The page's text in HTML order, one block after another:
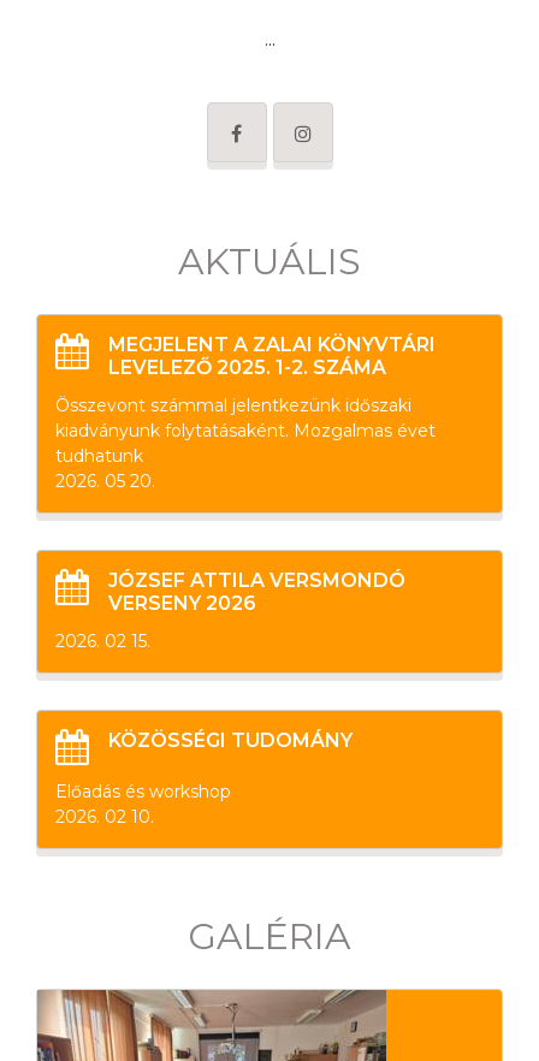
...
AKTUÁLIS
MEGJELENT A ZALAI KÖNYVTÁRI
LEVELEZŐ 2025. 1-2. SZÁMA
Összevont számmal jelentkezünk időszaki
kiadványunk folytatásaként. Mozgalmas évet
tudhatunk
2026. 05 20.
JÓZSEF ATTILA VERSMONDÓ
VERSENY 2026
2026. 02 15.
KÖZÖSSÉGI TUDOMÁNY
Előadás és workshop
2026. 02 10.
GALÉRIA